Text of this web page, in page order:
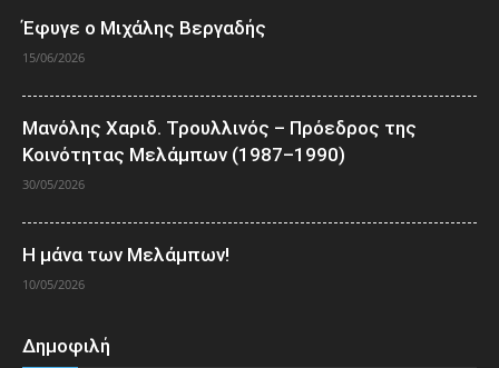
Έφυγε ο Μιχάλης Βεργαδής
15/06/2026
Μανόλης Χαριδ. Τρουλλινός – Πρόεδρος της
Κοινότητας Μελάμπων (1987–1990)
30/05/2026
Η μάνα των Μελάμπων!
10/05/2026
Δημοφιλή